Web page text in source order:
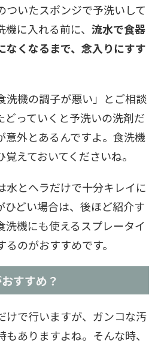
ついたスポンジで予洗いして
に入れる前に、 流水で食器
なくなるまで、念入りにすす
洗機の調子が悪い」とご相談
どっていくと予洗いの洗剤だ
外とあるんですよ。食洗機
えておいてくださいね。
水とヘラだけで十分キレイに
ひどい場合は、後ほど紹介す
洗機にも使えるスプレータイ
のがおすすめです。
すすめ？
けで行いますが、ガンコな汚
ありますよね。そんな時、